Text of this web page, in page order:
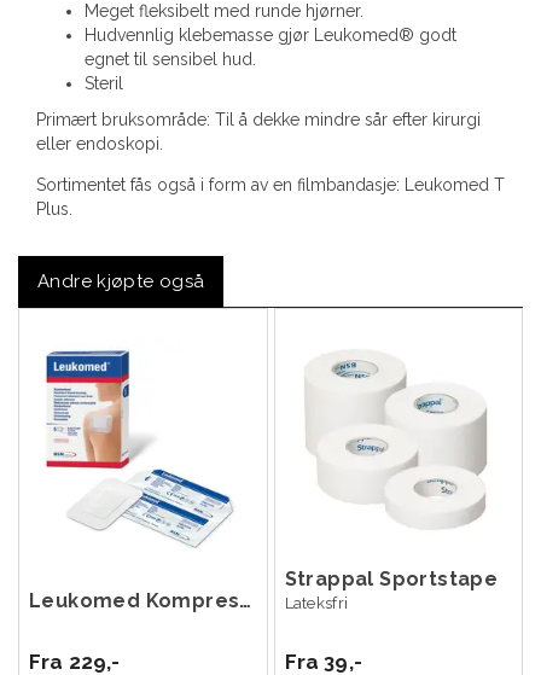
Meget fleksibelt med runde hjørner.
Hudvennlig klebemasse gjør Leukomed® godt
egnet til sensibel hud.
Steril
Primært bruksområde: Til å dekke mindre sår efter kirurgi
eller endoskopi.
Sortimentet fås også i form av en filmbandasje: Leukomed T
Plus.
Andre kjøpte også
Leukomed Kompress 50 stk
Fra 229,-
Strappal Sportstape
Lateksfri
Fra 39,-